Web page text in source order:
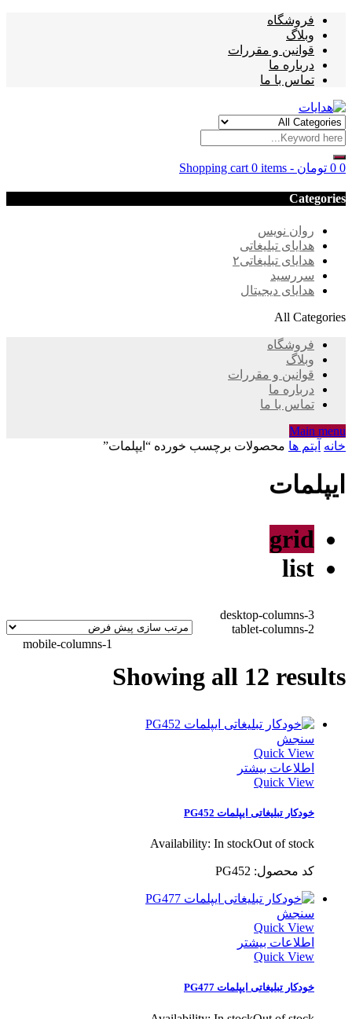
فروشگاه
وبلاگ
قوانین و مقررات
درباره ما
تماس با ما
Shopping cart 0 items - 0 تومان 0
Categories
روان نویس
هدایای تبلیغاتی
هدایای تبلیغاتی۲
سررسید
هدایای دیجیتال
All Categories
فروشگاه
وبلاگ
قوانین و مقررات
درباره ما
تماس با ما
Main menu
خانه آیتم ها محصولات برچسب خورده “ايپلمات”
ايپلمات
grid
list
Showing all 12 results
desktop-columns-3
tablet-columns-2
mobile-columns-1
سنجش
Quick View
اطلاعات بیشتر
Quick View
خودکار تبلیغاتی ایپلمات PG452
Availability: In stockOut of stock
کد محصول: PG452
سنجش
Quick View
اطلاعات بیشتر
Quick View
خودکار تبلیغاتی ایپلمات PG477